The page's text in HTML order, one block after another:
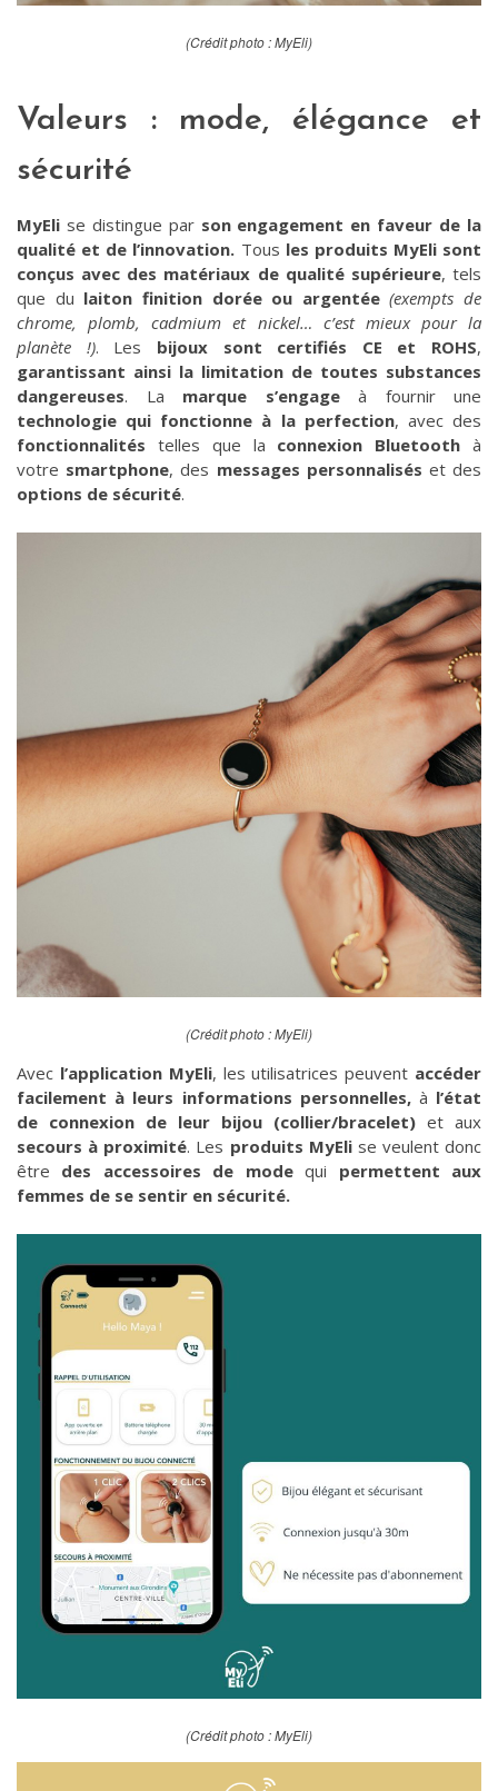
(Crédit photo : MyEli)
Valeurs : mode, élégance et
sécurité
MyEli se distingue par son engagement en faveur de la
qualité et de l’innovation. Tous les produits MyEli sont
conçus avec des matériaux de qualité supérieure, tels
que du laiton finition dorée ou argentée (exempts de
chrome, plomb, cadmium et nickel… c’est mieux pour la
planète !). Les bijoux sont certifiés CE et ROHS,
garantissant ainsi la limitation de toutes substances
dangereuses. La marque s’engageà fournir une
technologie qui fonctionne à la perfection, avec des
fonctionnalités telles que la connexion Bluetooth à
votre smartphone, des messages personnalisés et des
options de sécurité.
(Crédit photo : MyEli)
Avec l’application MyEli, les utilisatrices peuvent accéder
facilement à leurs informations personnelles,à l’état
de connexion de leur bijou (collier/bracelet) et aux
secours à proximité. Les produits MyElise veulent donc
être des accessoires de modequi permettent aux
femmes de se sentir en sécurité.
(Crédit photo : MyEli)